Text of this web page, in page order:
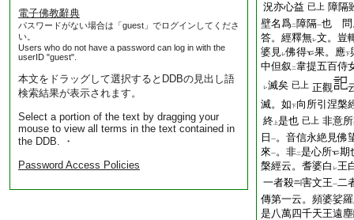
電子佛教辭典
パスワードがない場合は「guest」でログインしてくださ
い。
Users who do not have a password can log in with the
userID "guest".
本文をドラッグして選択するとDDBの見出し語
検索結果が表示されます。
Select a portion of the text by dragging your
mouse to view all terms in the text contained in
the DDB. ・
Password Access Policies
況亦心益 已上 障隔
壁名爲二 障隔一也 問
答。經釋無レ文。豈
婆見レ佛得 果。應下
中但叙 二韋提五百侍
レ滅矣 已上 正觀
滅。如下向所引涅槃
終 上是也 已上 非意
日 一。音信永絶見佛
來一。非二是心所
期
槃經云。耆婆白 レ王
一者殺
害文王一二
傳第一云。頻婆娑
是八萬四千天王遠